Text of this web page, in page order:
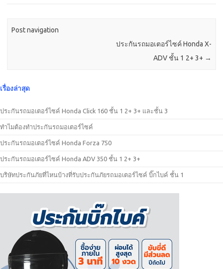
Post navigation
ประกันรถมอเตอร์ไซค์ Honda X-
ADV ชั้น 1 2+ 3+ →
เรื่องล่าสุด
ประกันรถมอเตอร์ไซค์ Honda Click 160 ชั้น 1 2+ 3+ และชั้น 3
ทำไมต้องทำประกันรถมอเตอร์ไซค์
ประกันรถมอเตอร์ไซค์ Honda Forza 750
ประกันรถมอเตอร์ไซค์ Honda ADV 350 ชั้น 1 2+ 3+
บริษัทประกันภัยที่ไหนบ้างที่รับประกันภัยรถมอเตอร์ไซค์ บิ๊กไบค์ ชั้น 1